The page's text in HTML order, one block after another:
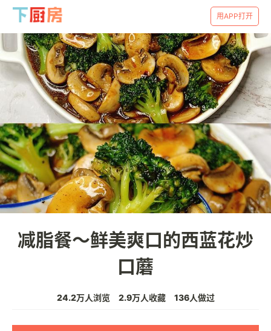
用APP打开
减脂餐～鲜美爽口的西蓝花炒
口蘑
24.2万人浏览 2.9万人收藏 136人做过